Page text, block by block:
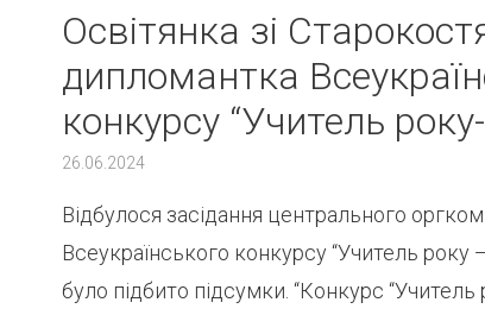
Освітянка зі
дипломантка
конкурсу “Учитель
26.06.2024
Відбулося засідання центрального
Всеукраїнського конкурсу “Учитель року
було підбито підсумки. “Конкурс “Учитель